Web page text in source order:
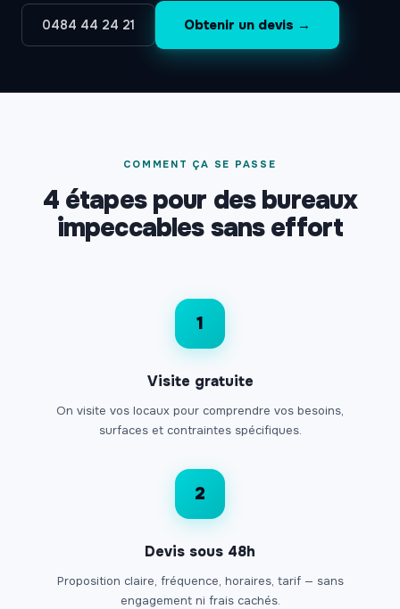
0484 44 24 21 Obtenir un devis →
COMMENT ÇA SE PASSE
4 étapes pour des bureaux
impeccables sans effort
1
Visite gratuite
On visite vos locaux pour comprendre vos besoins,
surfaces et contraintes spécifiques.
2
Devis sous 48h
Proposition claire, fréquence, horaires, tarif — sans
engagement ni frais cachés.